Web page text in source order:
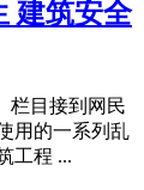
建筑安全
栏目接到网民
用的一系列乱
工程 ...